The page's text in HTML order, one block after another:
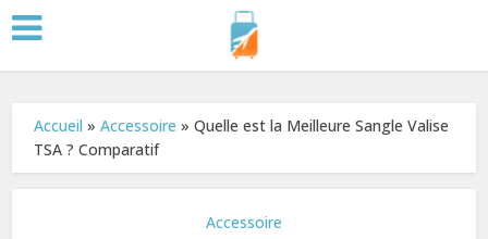
Accueil »Accessoire »Quelle est la Meilleure Sangle Valise
TSA ? Comparatif
Accessoire